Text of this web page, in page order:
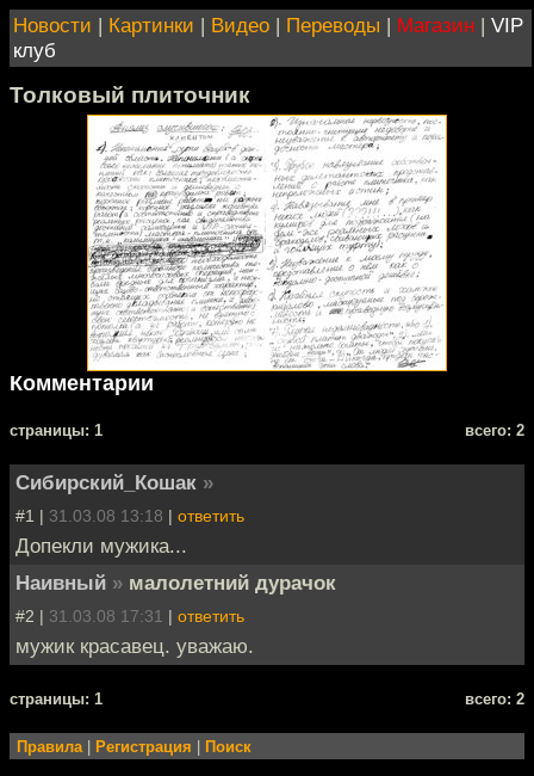
Новости | Картинки | Видео | Переводы | Магазин | VIP
клуб
Толковый плиточник
Комментарии
cтраницы: 1 всего: 2
Сибирский_Кошак »
#1 | 31.03.08 13:18 | ответить
Допекли мужика...
Наивный » малолетний дурачок
#2 | 31.03.08 17:31 | ответить
мужик красавец. уважаю.
cтраницы: 1 всего: 2
Правила Регистрация Поиск